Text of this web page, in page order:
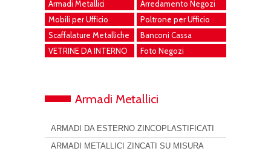
Armadi Metallici
Arredamento Negozi
Mobili per Ufficio
Poltrone per Ufficio
Scaffalature Metalliche
Banconi Cassa
VETRINE DA INTERNO
Foto Negozi
Armadi Metallici
ARMADI DA ESTERNO ZINCOPLASTIFICATI
ARMADI METALLICI ZINCATI SU MISURA